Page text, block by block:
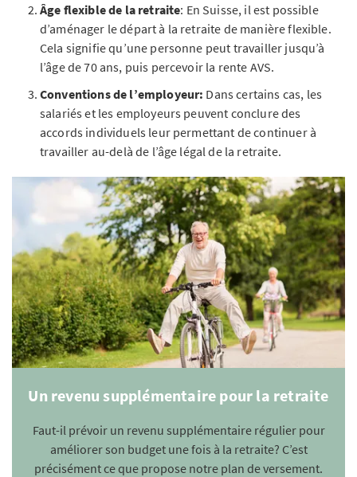
Âge flexible de la retraite: En Suisse, il est possible
d’aménager le départ à la retraite de manière flexible.
Cela signifie qu’une personne peut travailler jusqu’à
l’âge de 70 ans, puis percevoir la rente AVS.
Conventions de l’employeur: Dans certains cas, les
salariés et les employeurs peuvent conclure des
accords individuels leur permettant de continuer à
travailler au-delà de l’âge légal de la retraite.
Un revenu supplémentaire pour la retraite
Faut-il prévoir un revenu supplémentaire régulier pour
améliorer son budget une fois à la retraite? C’est
précisément ce que propose notre plan de versement.